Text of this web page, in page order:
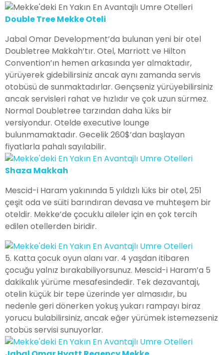
Double Tree Mekke Oteli
Jabal Omar Development’da bulunan yeni bir otel
Doubletree Makkah’tır. Otel, Marriott ve Hilton
Convention’ın hemen arkasında yer almaktadır,
yürüyerek gidebilirsiniz ancak aynı zamanda servis
otobüsü de sunmaktadırlar. Gençseniz yürüyebilirsiniz
ancak servisleri rahat ve hızlıdır ve çok uzun sürmez.
Normal Doubletree tarzından daha lüks bir
versiyondur. Otelde executive lounge
bulunmamaktadır. Gecelik 260$’dan başlayan
fiyatlarla pahalı sayılabilir.
Shaza Makkah
Mescid-i Haram yakınında 5 yıldızlı lüks bir otel, 251
çeşit oda ve süiti barındıran devasa ve muhteşem bir
oteldir. Mekke’de çocuklu aileler için en çok tercih
edilen otellerden biridir.
5. Katta çocuk oyun alanı var. 4 yaşdan itibaren
çocuğu yalnız bırakabiliyorsunuz. Mescid-i Haram’a 5
dakikalık yürüme mesafesindedir. Tek dezavantajı,
otelin küçük bir tepe üzerinde yer almasıdır, bu
nedenle geri dönerken yokuş yukarı rampayı biraz
yorucu bulabilirsiniz, ancak eğer yürümek istemezseniz
otobüs servisi sunuyorlar.